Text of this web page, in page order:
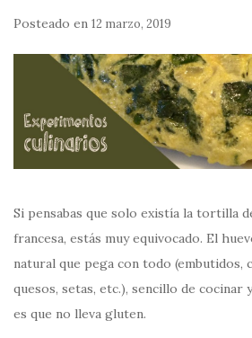
Posteado en 12 marzo, 2019
Si pensabas que solo existía la tortilla
francesa, estás muy equivocado. El
natural que pega con todo (embutidos,
quesos, setas, etc.), sencillo de cocinar
es que no lleva gluten.